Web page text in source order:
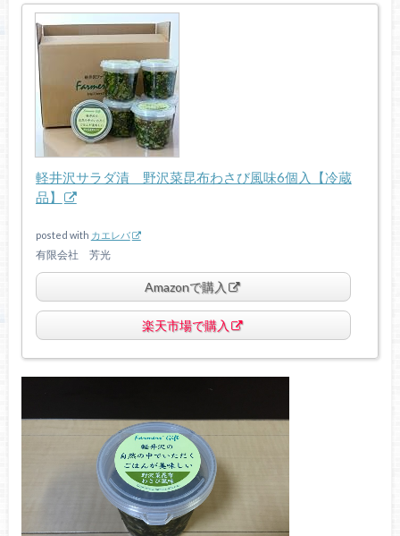
軽井沢サラダ漬 野沢菜昆布わさび風味6個入【冷蔵
品】
posted with カエレバ
有限会社 芳光
Amazonで購入
楽天市場で購入